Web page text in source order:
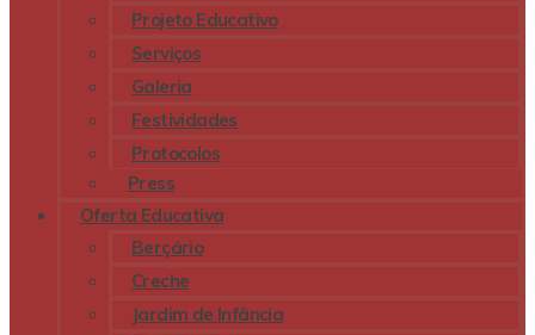
Projeto Educativo
Serviços
Galeria
Festividades
Protocolos
Press
Oferta Educativa
Berçário
Creche
Jardim de Infância